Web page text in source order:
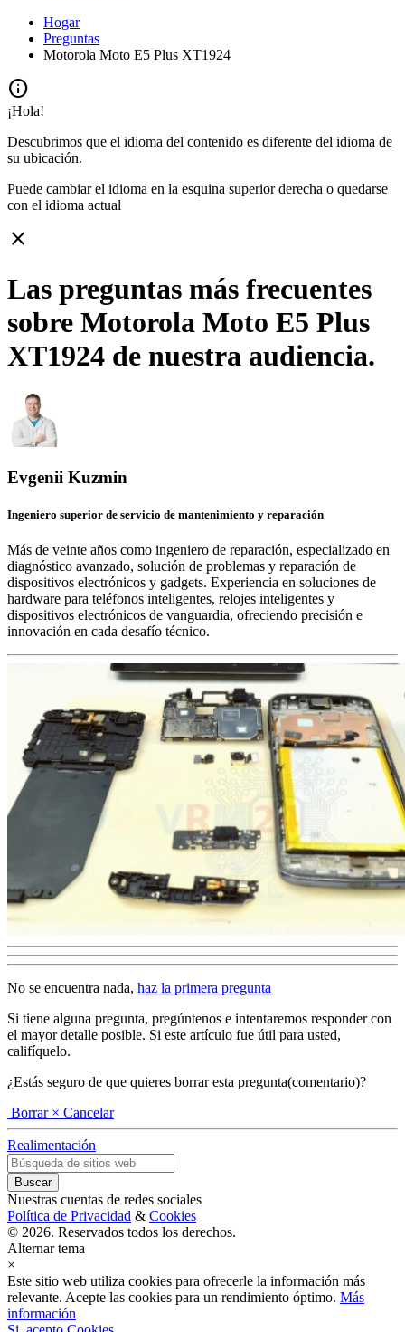
Hogar
Preguntas
Motorola Moto E5 Plus XT1924
info
¡Hola!
Descubrimos que el idioma del contenido es diferente del idioma de
su ubicación.
Puede cambiar el idioma en la esquina superior derecha o quedarse
con el idioma actual
close
Las preguntas más frecuentes
sobre Motorola Moto E5 Plus
XT1924 de nuestra audiencia.
Evgenii Kuzmin
Ingeniero superior de servicio de mantenimiento y reparación
Más de veinte años como ingeniero de reparación, especializado en
diagnóstico avanzado, solución de problemas y reparación de
dispositivos electrónicos y gadgets. Experiencia en soluciones de
hardware para teléfonos inteligentes, relojes inteligentes y
dispositivos electrónicos de vanguardia, ofreciendo precisión e
innovación en cada desafío técnico.
No se encuentra nada, haz la primera pregunta
Si tiene alguna pregunta, pregúntenos e intentaremos responder con
el mayor detalle posible. Si este artículo fue útil para usted,
califíquelo.
¿Estás seguro de que quieres borrar esta pregunta(comentario)?
Borrar × Cancelar
Realimentación
Nuestras cuentas de redes sociales
Política de Privacidad & Cookies
© 2026. Reservados todos los derechos.
Alternar tema
×
Este sitio web utiliza cookies para ofrecerle la información más
relevante. Acepte las cookies para un rendimiento óptimo. Más
información